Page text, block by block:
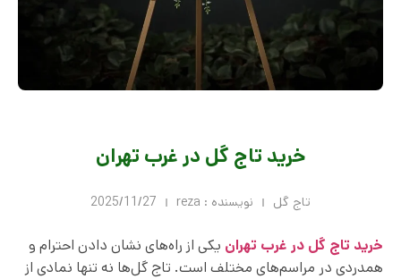
خرید تاج گل در غرب تهران
تاج گل نویسنده : 2025/11/27
خرید تاج گل در غرب تهران یکی از راه‌های نشان دادن احترام و
همدردی در مراسم‌های مختلف است. تاج گل‌ها نه تنها نمادی از